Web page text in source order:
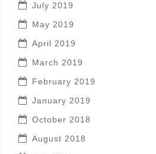
July 2019
May 2019
April 2019
March 2019
February 2019
January 2019
October 2018
August 2018